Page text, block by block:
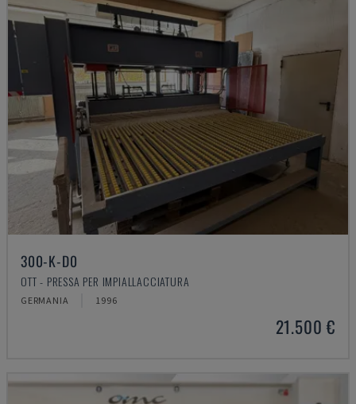
300-K-D0
OTT - PRESSA PER IMPIALLACCIATURA
GERMANIA 1996
21.500 €